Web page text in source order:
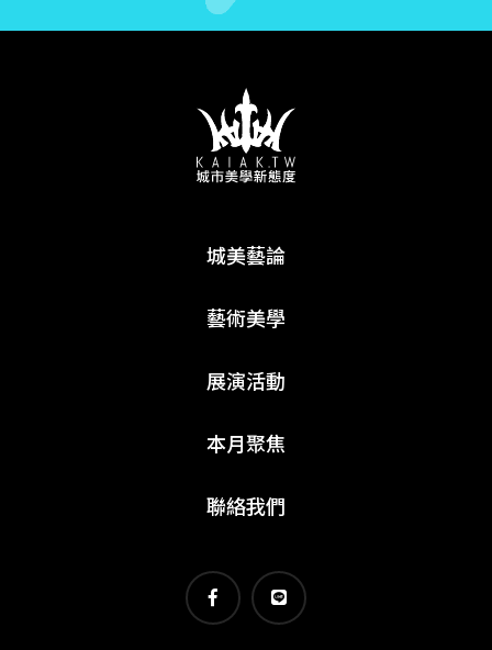
城美藝論
藝術美學
展演活動
本月聚焦
聯絡我們